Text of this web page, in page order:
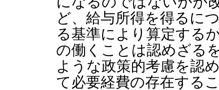
ど、給与所得を得るに
る基準により算定する
の働くことは認めざる
ような政策的考慮を認
て必要経費の存在する